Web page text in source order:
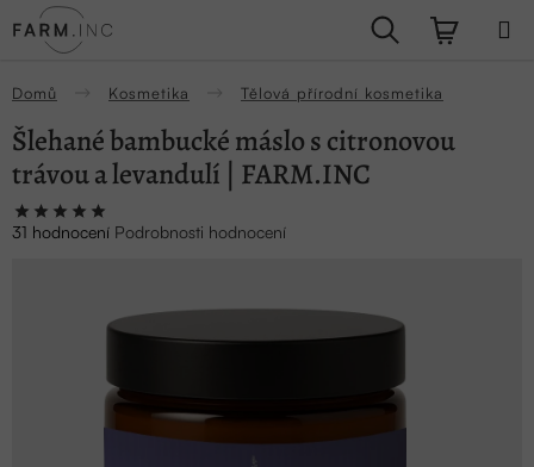
na
Hledat
Domů Kosmetika Tělová přírodní kosmetika
Šlehané bambucké máslo s citronovou
trávou a levandulí | FARM.INC
Průměrné
hodnocení
31 hodnocení Podrobnosti hodnocení